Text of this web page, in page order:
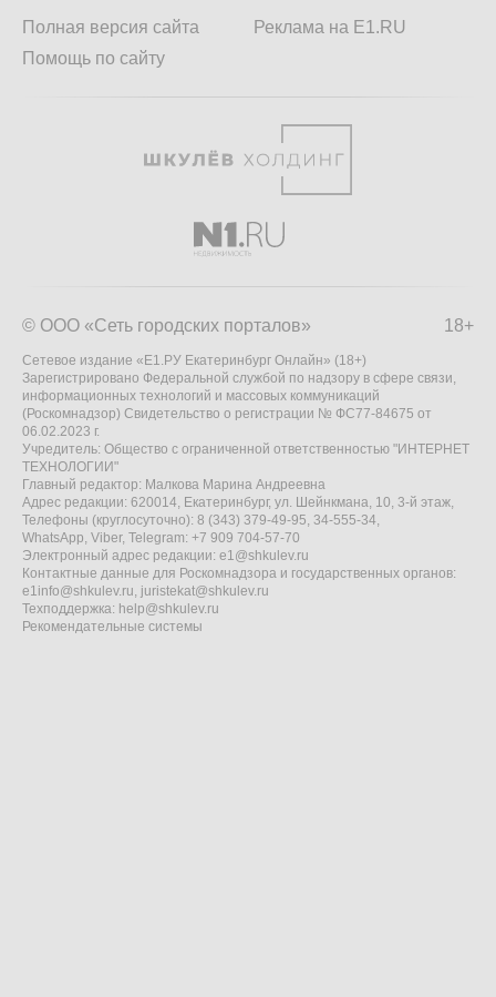
Полная версия сайта
Помощь по сайту
Реклама на E1.RU
18+
© ООО «Сеть городских порталов»
Сетевое издание «Е1.РУ Екатеринбург Онлайн» (18+)
Зарегистрировано Федеральной службой по надзору в сфере связи,
информационных технологий и массовых коммуникаций
(Роскомнадзор) Свидетельство о регистрации № ФС77-84675 от
06.02.2023 г.
Учредитель: Общество с ограниченной ответственностью "ИНТЕРНЕТ
ТЕХНОЛОГИИ"
Главный редактор: Малкова Марина Андреевна
Адрес редакции: 620014, Екатеринбург, ул. Шейнкмана, 10, 3-й этаж,
Телефоны (круглосуточно): 8 (343) 379-49-95, 34-555-34,
WhatsApp, Viber, Telegram: +7 909 704-57-70
Электронный адрес редакции: e1@shkulev.ru
Контактные данные для Роскомнадзора и государственных органов:
e1info@shkulev.ru, juristekat@shkulev.ru
Техподдержка: help@shkulev.ru
Рекомендательные системы